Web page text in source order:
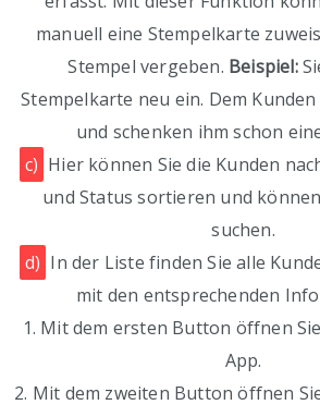
manuell eine Stempelkarte
Stempel vergeben. Beispiel:
Stempelkarte neu ein. Dem
und schenken ihm schon
c) Hier können Sie die Kunden
und Status sortieren und
suchen.
d) In der Liste finden Sie alle
mit den entsprechenden
1. Mit dem ersten Button öffnen
App.
2. Mit dem zweiten Button öffnen